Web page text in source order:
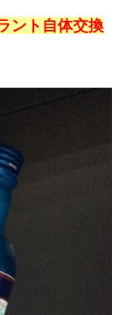
ント自体交換